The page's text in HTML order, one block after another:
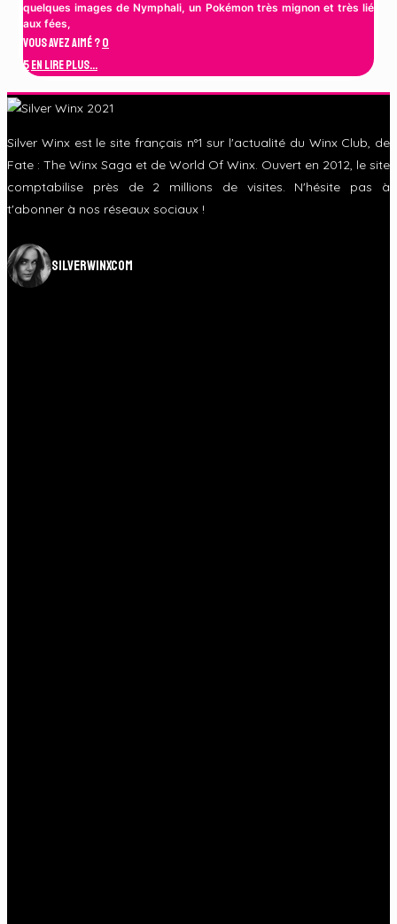
quelques images de Nymphali, un Pokémon très mignon et très lié
aux fées,
Vous avez aimé ?0
5En lire plus...
Silver Winx est le site français n°1 sur l'actualité du Winx Club, de
Fate : The Winx Saga et de World Of Winx. Ouvert en 2012, le site
comptabilise près de 2 millions de visites. N'hésite pas à
t'abonner à nos réseaux sociaux !
silverwinxcom